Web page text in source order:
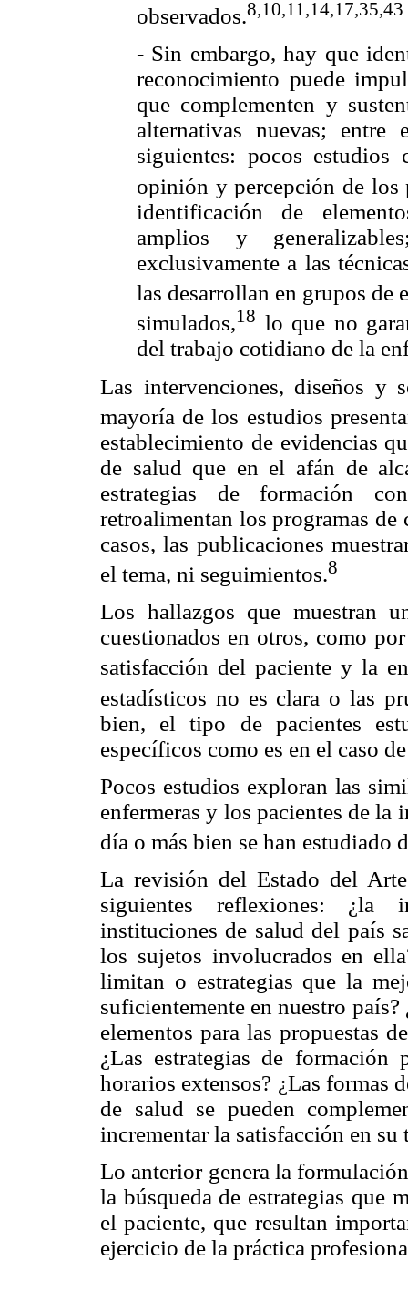
observados.8,10,11,14,17,35,43
- Sin embargo, hay que
reconocimiento puede
que complementen y
alternativas nuevas; entre
siguientes: pocos
opinión y percepción de los
identificación de
amplios y
exclusivamente a las
las desarrollan en grupos de
simulados,18 lo que no
del trabajo cotidiano de la
Las intervenciones, diseños y
mayoría de los estudios
establecimiento de evidencias
de salud que en el afán de
estrategias de formación
retroalimentan los programas
casos, las publicaciones
el tema, ni seguimientos.8
Los hallazgos que muestran
cuestionados en otros, como
satisfacción del paciente y la
estadísticos no es clara o las
bien, el tipo de pacientes
específicos como es en el caso
Pocos estudios exploran las
enfermeras y los pacientes de
día o más bien se han estudiado
La revisión del Estado del
siguientes reflexiones: ¿la
instituciones de salud del país
los sujetos involucrados en
limitan o estrategias que la
suficientemente en nuestro
elementos para las propuestas
¿Las estrategias de formación
horarios extensos? ¿Las formas
de salud se pueden
incrementar la satisfacción en su
Lo anterior genera la
la búsqueda de estrategias que
el paciente, que resultan
ejercicio de la práctica